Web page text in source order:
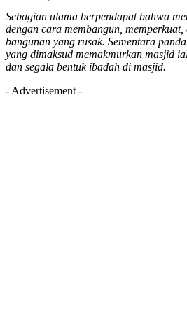
Sebagian ulama berpendapat bahwa
dengan cara membangun, memperkuat,
bangunan yang rusak. Sementara
yang dimaksud memakmurkan masjid
dan segala bentuk ibadah di masjid.
- Advertisement -